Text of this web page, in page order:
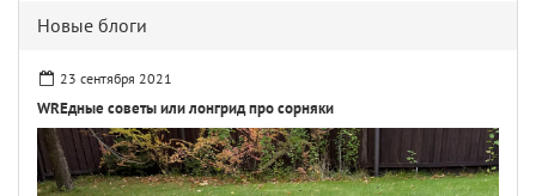
Новые блоги
23 сентября 2021
WREдные советы или лонгрид про сорняки